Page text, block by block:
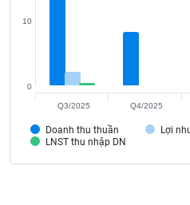
Doanh thu thuần
Lợi
LNST thu nhập DN
0
10
Q3/2025 Q4/2025
khoán
Tất cả Người nội bộ